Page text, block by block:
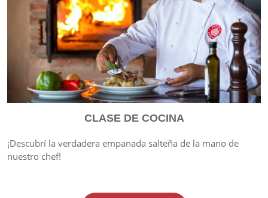
CLASE DE COCINA
¡Descubrí la verdadera empanada salteña de la mano de
nuestro chef!